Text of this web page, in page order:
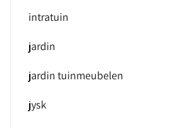
intratuin
jardin
jardin tuinmeubelen
jysk